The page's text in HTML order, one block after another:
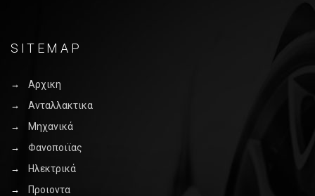
SITEMAP
Αρχικη
Ανταλλακτικα
Μηχανικά
Φανοποιϊας
Ηλεκτρικά
Προιοντα